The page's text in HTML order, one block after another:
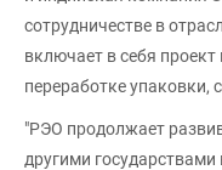
сотрудничестве в
включает в себя
переработке упаковки,
"РЭО продолжает
другими